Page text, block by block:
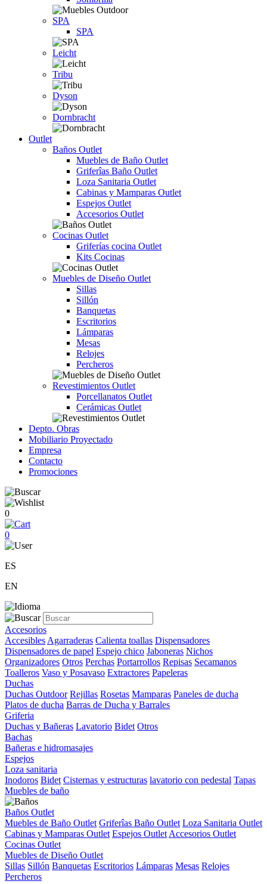
SPA
SPA
Leicht
Tribu
Dyson
Dornbracht
Outlet
Baños Outlet
Muebles de Baño Outlet
Griferîas Baño Outlet
Loza Sanitaria Outlet
Cabinas y Mamparas Outlet
Espejos Outlet
Accesorios Outlet
Cocinas Outlet
Griferías cocina Outlet
Kits Cocinas
Muebles de Diseño Outlet
Sillas
Sillón
Banquetas
Escritorios
Lámparas
Mesas
Relojes
Percheros
Revestimientos Outlet
Porcellanatos Outlet
Cerámicas Outlet
Depto. Obras
Mobiliario Proyectado
Empresa
Contacto
Promociones
0
0
ES
EN
Accesorios
Accesibles Agarraderas Calienta toallas Dispensadores
Dispensadores de papel Espejo chico Jaboneras Nichos
Organizadores Otros Perchas Portarrollos Repisas Secamanos
Toalleros Vaso y Posavaso Extractores Papeleras
Duchas
Duchas Outdoor Rejillas Rosetas Mamparas Paneles de ducha
Platos de ducha Barras de Ducha y Barrales
Griferia
Duchas y Bañeras Lavatorio Bidet Otros
Bachas
Bañeras e hidromasajes
Espejos
Loza sanitaria
Inodoros Bidet Cisternas y estructuras lavatorio con pedestal Tapas
Muebles de baño
Baños Outlet
Muebles de Baño Outlet Griferîas Baño Outlet Loza Sanitaria Outlet
Cabinas y Mamparas Outlet Espejos Outlet Accesorios Outlet
Cocinas Outlet
Muebles de Diseño Outlet
Sillas Sillón Banquetas Escritorios Lámparas Mesas Relojes
Percheros